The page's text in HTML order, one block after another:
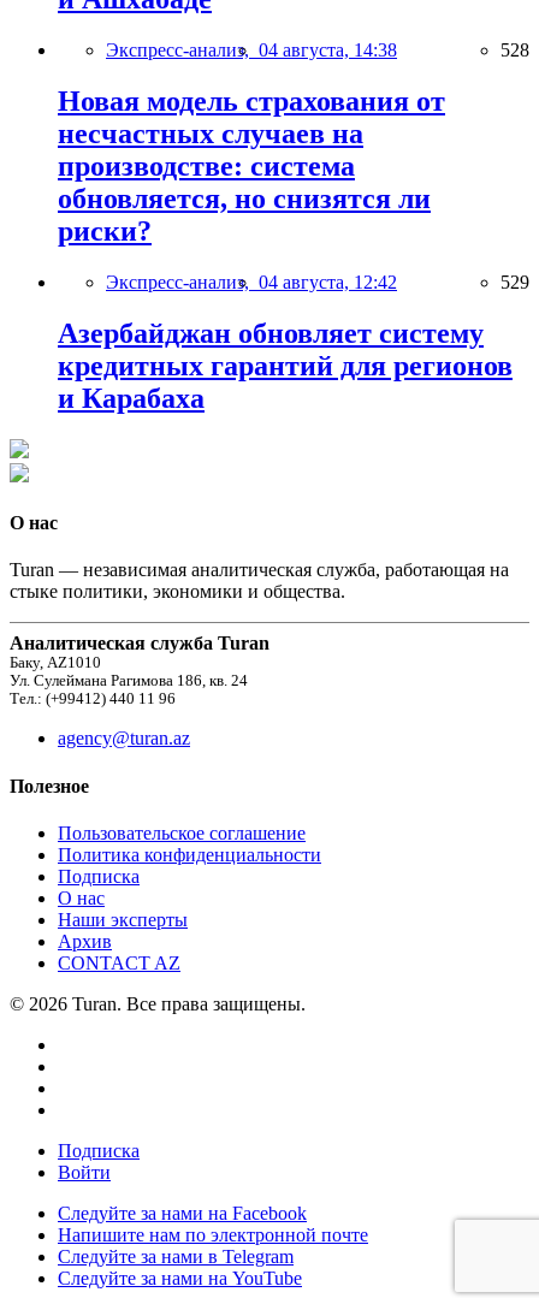
Экспресс-анализ, 04 августа, 14:38 528
Новая модель страхования от
несчастных случаев на
производстве: система
обновляется, но снизятся ли
риски?
Экспресс-анализ, 04 августа, 12:42 529
Азербайджан обновляет систему
кредитных гарантий для регионов
и Карабаха
О нас
Turan — независимая аналитическая служба, работающая на
стыке политики, экономики и общества.
Аналитическая служба Turan
Баку, AZ1010
Ул. Сулеймана Рагимова 186, кв. 24
Тел.: (+99412) 440 11 96
agency@turan.az
Полезное
Пользовательское соглашение
Политика конфиденциальности
Подписка
О нас
Наши эксперты
Архив
CONTACT AZ
© 2026 Turan. Все права защищены.
Подписка
Войти
Следуйте за нами на Facebook
Напишите нам по электронной почте
Следуйте за нами в Telegram
Следуйте за нами на YouTube